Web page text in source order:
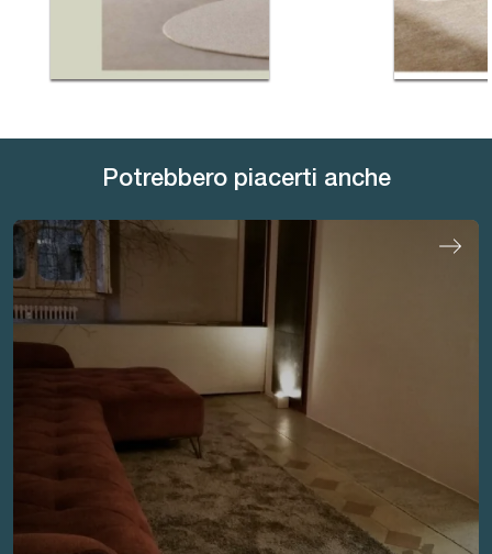
Potrebbero piacerti anche